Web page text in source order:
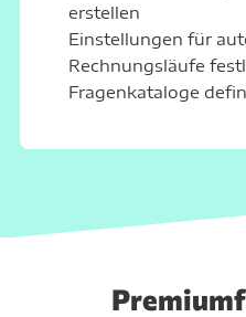
erstellen
Einstellungen für
Rechnungsläufe
Fragenkataloge